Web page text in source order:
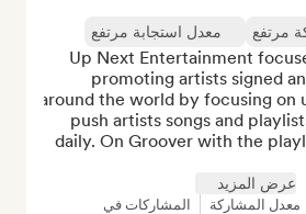
مرتفع معدل استجابة مرتفع
Up Next Entertainment
promoting artists signed
around the world by focusing on
push artists songs and
daily. On Groover with the
عرض المزيد
معدل المشاركة المشاركات في